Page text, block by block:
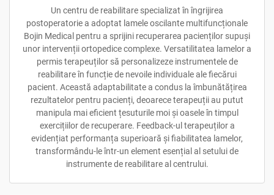
Un centru de reabilitare specializat în îngrijirea
postoperatorie a adoptat lamele oscilante multifuncționale
Bojin Medical pentru a sprijini recuperarea pacienților supuși
unor intervenții ortopedice complexe. Versatilitatea lamelor a
permis terapeuților să personalizeze instrumentele de
reabilitare în funcție de nevoile individuale ale fiecărui
pacient. Această adaptabilitate a condus la îmbunătățirea
rezultatelor pentru pacienți, deoarece terapeuții au putut
manipula mai eficient țesuturile moi și oasele în timpul
exercițiilor de recuperare. Feedback-ul terapeuților a
evidențiat performanța superioară și fiabilitatea lamelor,
transformându-le într-un element esențial al setului de
instrumente de reabilitare al centrului.